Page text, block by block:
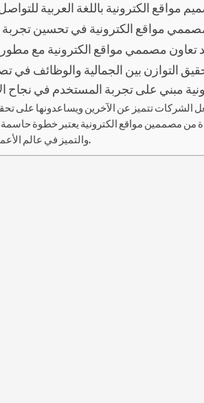
مواقع الكترونية باللغة العربية
مواقع الكترونية في تحسين تجربة
تعاون مصممي مواقع الكترونية مع
التوازن بين الجمالية والوظائف في
مبني على تجربة المستخدم في نجاح
الشركات تتميز عن الآخرين ويساعدونها على
مصممين مواقع الكترونية يعتبر خطوة حاسمة
والتميز في عالم الأعمال الرقمية.